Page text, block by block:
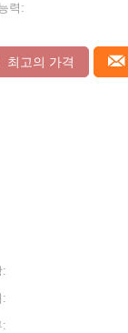
력:
최고의 가격
:
:
: